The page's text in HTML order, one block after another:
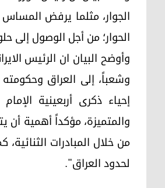
الجوار، مثلما يرفض
الحوار؛ من أجل الوصول إلى
وأوضح البيان ان الرئيس
وشعباً، إلى العراق
إحياء ذكرى أربعينية
والمتميزة، مؤكداً أهمية أن
من خلال المبادرات
لحدود العراق".